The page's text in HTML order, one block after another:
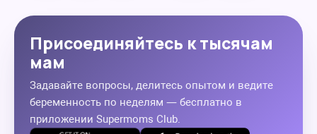
Присоединяйтесь к тысячам
мам
Задавайте вопросы, делитесь опытом и ведите
беременность по неделям — бесплатно в
приложении Supermoms Club.